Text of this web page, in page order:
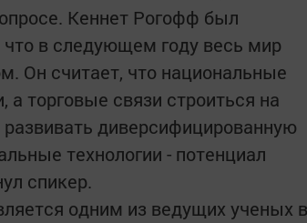
Кеннет Рогофф был
в следующем году весь мир
Он считает, что национальные
торговые связи строиться на
диверсифицированную
технологии - потенциал
спикер.
одним из ведущих ученых в